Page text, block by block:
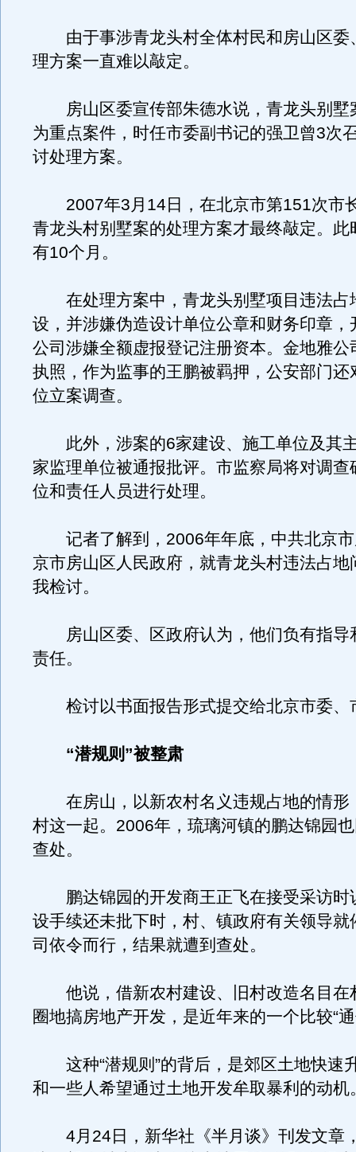
由于事涉青龙头村全体村民和房山区委
理方案一直难以敲定。
房山区委宣传部朱德水说，青龙头别墅
为重点案件，时任市委副书记的强卫曾3次
讨处理方案。
2007年3月14日，在北京市第151次市
青龙头村别墅案的处理方案才最终敲定。此
有10个月。
在处理方案中，青龙头别墅项目违法占
设，并涉嫌伪造设计单位公章和财务印章，
公司涉嫌全额虚报登记注册资本。金地雅公
执照，作为监事的王鹏被羁押，公安部门还
位立案调查。
此外，涉案的6家建设、施工单位及其
家监理单位被通报批评。市监察局将对调查
位和责任人员进行处理。
记者了解到，2006年年底，中共北京市
京市房山区人民政府，就青龙头村违法占地
我检讨。
房山区委、区政府认为，他们负有指导
责任。
检讨以书面报告形式提交给北京市委、
“潜规则”被整肃
在房山，以新农村名义违规占地的情形
村这一起。2006年，琉璃河镇的鹏达锦园
查处。
鹏达锦园的开发商王正飞在接受采访时
设手续还未批下时，村、镇政府有关领导就
司依令而行，结果就遭到查处。
他说，借新农村建设、旧村改造名目在
圈地搞房地产开发，是近年来的一个比较“
这种“潜规则”的背后，是郊区土地快速
和一些人希望通过土地开发牟取暴利的动机
4月24日，新华社《半月谈》刊发文章